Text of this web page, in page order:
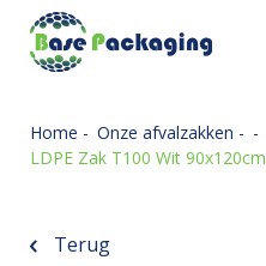
Home - Onze afvalzakken - -
LDPE Zak T100 Wit 90x120cm
Terug